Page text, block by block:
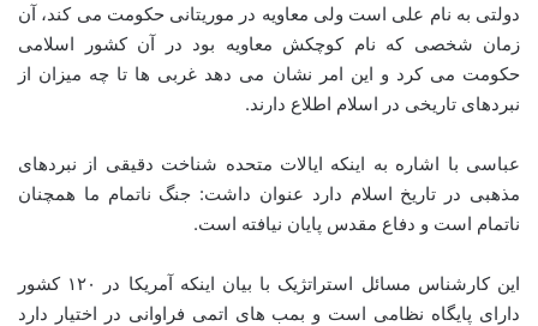
دولتی به نام علی است ولی معاویه در موریتانی حکومت می کند، آن
زمان شخصی که نام کوچکش معاویه بود در آن کشور اسلامی
حکومت می کرد و این امر نشان می دهد غربی ها تا چه میزان از
نبردهای تاریخی در اسلام اطلاع دارند.
عباسی با اشاره به اینکه ایالات متحده شناخت دقیقی از نبردهای
مذهبی در تاریخ اسلام دارد عنوان داشت: جنگ ناتمام ما همچنان
ناتمام است و دفاع مقدس پایان نیافته است.
این کارشناس مسائل استراتژیک با بیان اینکه آمریکا در ۱۲۰ کشور
دارای پایگاه نظامی است و بمب های اتمی فراوانی در اختیار دارد